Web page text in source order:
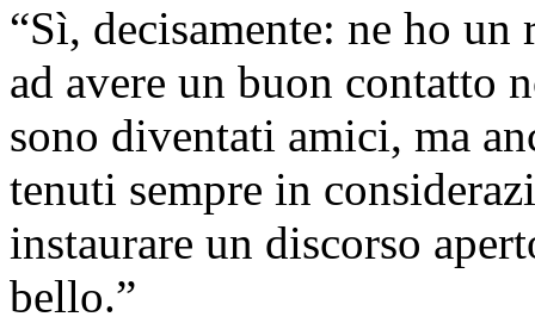
“Sì, decisamente: ne ho
ad avere un buon contatto
sono diventati amici, ma
tenuti sempre in
instaurare un discorso
bello.”